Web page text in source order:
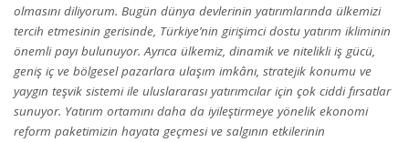
olmasını diliyorum. Bugün dünya devlerinin yatırımlarında ülkemizi
tercih etmesinin gerisinde, Türkiye’nin girişimci dostu yatırım ikliminin
önemli payı bulunuyor. Ayrıca ülkemiz, dinamik ve nitelikli iş gücü,
geniş iç ve bölgesel pazarlara ulaşım imkânı, stratejik konumu ve
yaygın teşvik sistemi ile uluslararası yatırımcılar için çok ciddi fırsatlar
sunuyor. Yatırım ortamını daha da iyileştirmeye yönelik ekonomi
reform paketimizin hayata geçmesi ve salgının etkilerinin